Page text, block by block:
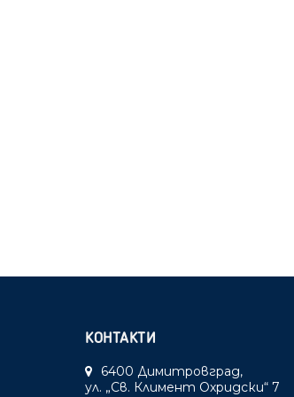
КОНТАКТИ
6400 Димитровград,
ул. „Св. Климент Охридски“ 7